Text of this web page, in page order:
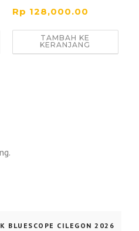
Rp 128,000.00
TAMBAH KE
KERANJANG
BLUESCOPE CILEGON 2026